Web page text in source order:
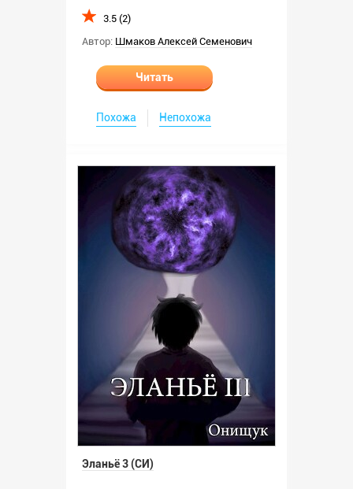
3.5 (2)
Автор: Шмаков Алексей Семенович
Читать
Похожа Непохожа
Эланьё 3 (СИ)